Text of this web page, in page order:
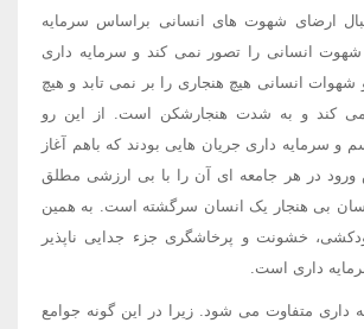
ارضای شهوت های انسانی براساس سرمایه
انسانی را تصور نمی کند و سرمایه داری
شهوات انسانی هیچ هنجاری را بر نمی تابد و هیچ
کند و به شدت هنجارشکن است. از این رو
و سرمایه داری جریان هایی بودند که باهم آغاز
در هر جامعه ای آن را با بی ارزشی مطلق
بی هنجار یک انسان سرگشته است. به همین
خشونت و پرخاشگری جزء جدایی ناپذیر
داری است.
داری متفاوت می شود. زیرا در این گونه جوامع